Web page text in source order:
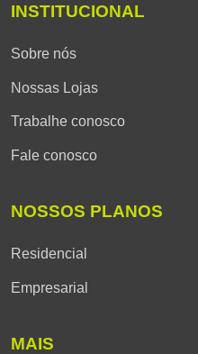
INSTITUCIONAL
Sobre nós
Nossas Lojas
Trabalhe conosco
Fale conosco
NOSSOS PLANOS
Residencial
Empresarial
MAIS